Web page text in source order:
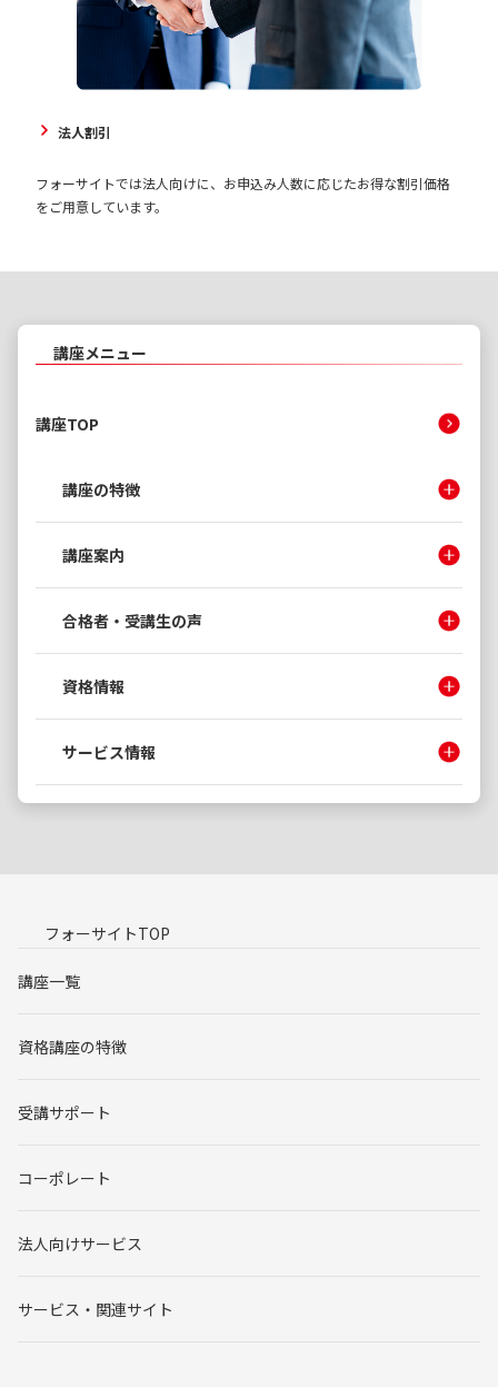
法人割引
フォーサイトでは法人向けに、お申込み人数に応じたお得な割引価格
をご用意しています。
講座メニュー
講座TOP
講座の特徴
講座案内
合格者・受講生の声
資格情報
サービス情報
フォーサイトTOP
講座一覧
資格講座の特徴
受講サポート
コーポレート
法人向けサービス
サービス・関連サイト